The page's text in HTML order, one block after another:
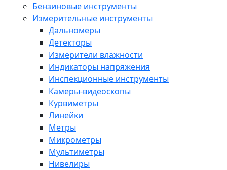
Бензиновые инструменты
Измерительные инструменты
Дальномеры
Детекторы
Измерители влажности
Индикаторы напряжения
Инспекционные инструменты
Камеры-видеоскопы
Курвиметры
Линейки
Метры
Микрометры
Мультиметры
Нивелиры